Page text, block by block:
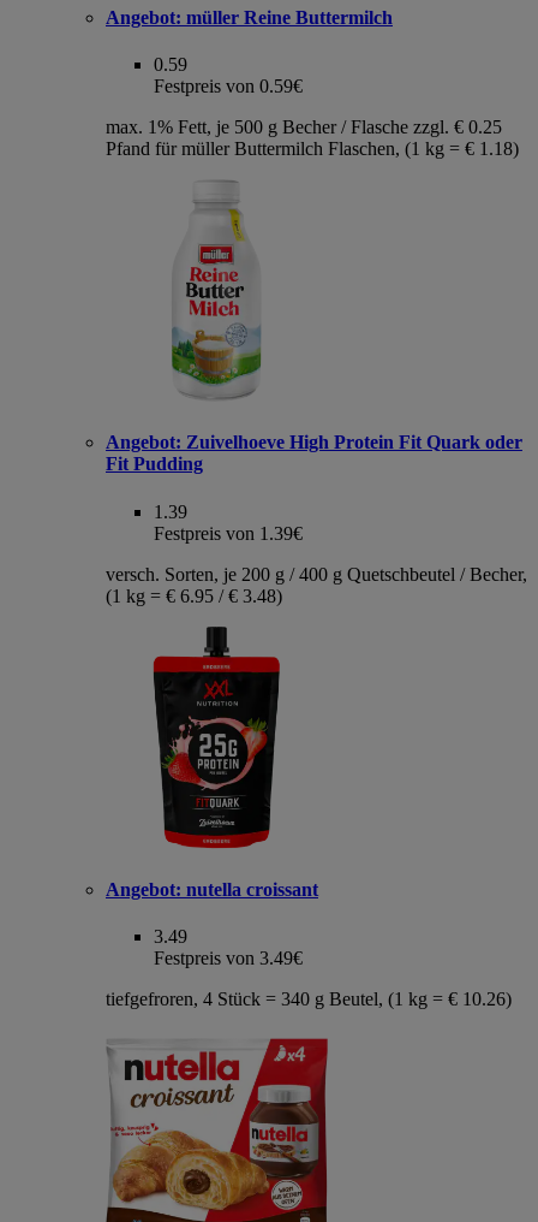
Angebot: müller Reine Buttermilch
0.59
Festpreis von 0.59€
max. 1% Fett, je 500 g Becher / Flasche zzgl. € 0.25
Pfand für müller Buttermilch Flaschen, (1 kg = € 1.18)
Angebot: Zuivelhoeve High Protein Fit Quark oder
Fit Pudding
1.39
Festpreis von 1.39€
versch. Sorten, je 200 g / 400 g Quetschbeutel / Becher,
(1 kg = € 6.95 / € 3.48)
Angebot: nutella croissant
3.49
Festpreis von 3.49€
tiefgefroren, 4 Stück = 340 g Beutel, (1 kg = € 10.26)